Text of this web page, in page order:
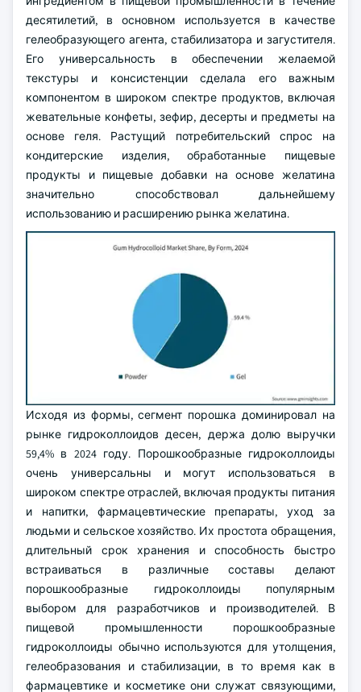
десятилетий, в основном используется в качестве
гелеобразующего агента, стабилизатора и загустителя.
Его универсальность в обеспечении желаемой
текстуры и консистенции сделала его важным
компонентом в широком спектре продуктов, включая
жевательные конфеты, зефир, десерты и предметы на
основе геля. Растущий потребительский спрос на
кондитерские изделия, обработанные пищевые
продукты и пищевые добавки на основе желатина
значительно способствовал дальнейшему
использованию и расширению рынка желатина.
Исходя из формы, сегмент порошка доминировал на
рынке гидроколлоидов десен, держа долю выручки
59,4% в 2024 году. Порошкообразные гидроколлоиды
очень универсальны и могут использоваться в
широком спектре отраслей, включая продукты питания
и напитки, фармацевтические препараты, уход за
людьми и сельское хозяйство. Их простота обращения,
длительный срок хранения и способность быстро
встраиваться в различные составы делают
порошкообразные гидроколлоиды популярным
выбором для разработчиков и производителей. В
пищевой промышленности порошкообразные
гидроколлоиды обычно используются для утолщения,
гелеобразования и стабилизации, в то время как в
фармацевтике и косметике они служат связующими,